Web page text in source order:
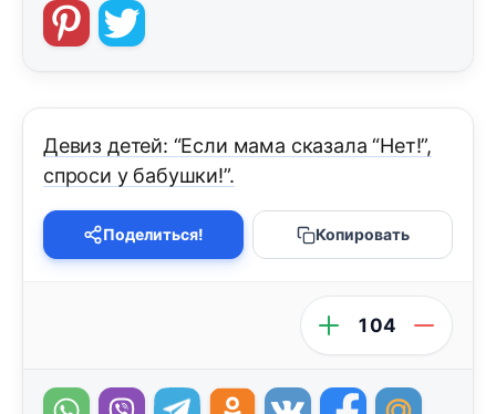
Девиз детей: “Если мама сказала “Нет!”,
спроси у бабушки!”.
Поделиться! Копировать
104